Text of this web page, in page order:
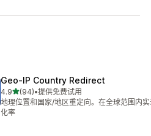
Geo‑IP Country Redirect
4.9星（满分 5 星）
(94)
总共 94 条评论
•提供免费试用
地理位置和国家/地区重定向。在全球范围内
化率